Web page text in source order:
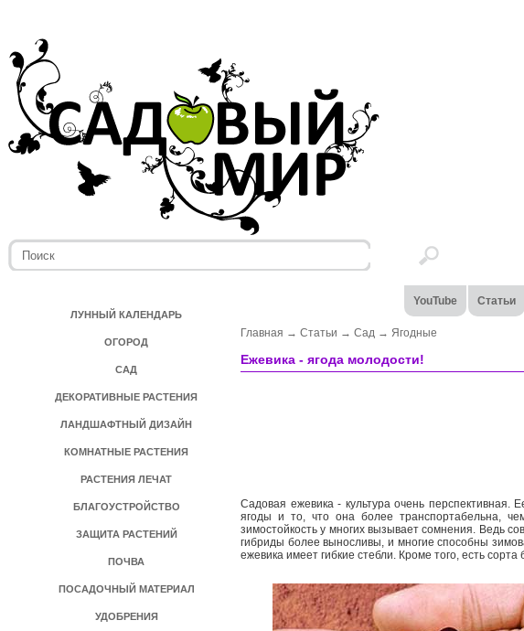
ЛУННЫЙ КАЛЕНДАРЬ
ОГОРОД
САД
ДЕКОРАТИВНЫЕ РАСТЕНИЯ
ЛАНДШАФТНЫЙ ДИЗАЙН
КОМНАТНЫЕ РАСТЕНИЯ
РАСТЕНИЯ ЛЕЧАТ
БЛАГОУСТРОЙСТВО
ЗАЩИТА РАСТЕНИЙ
ПОЧВА
ПОСАДОЧНЫЙ МАТЕРИАЛ
УДОБРЕНИЯ
YouTube Статьи
Главная → Статьи → Сад → Ягодные
Ежевика ­- ягода молодости!
Садовая ежевика -­ культура очень перспективная.
ягоды и то, что она более транспортабельна,
зимостойкость у многих вызывает сомнения. Ведь
гибриды более выносливы, и многие способны
ежевика имеет гибкие стебли. Кроме того, есть сорта